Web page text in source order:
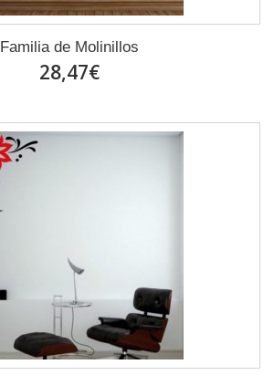
Familia de Molinillos
28,47€